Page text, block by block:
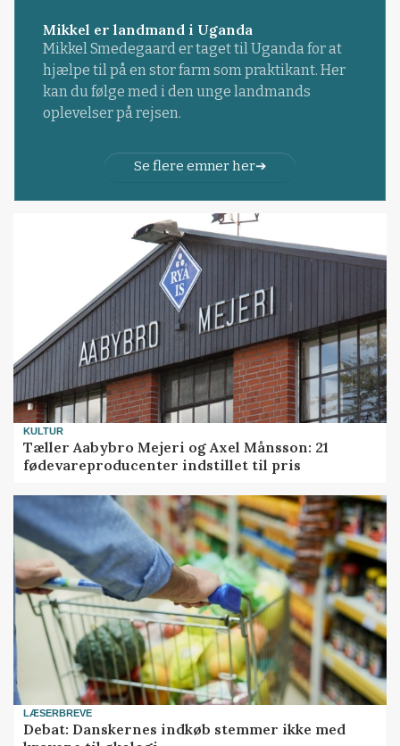
Mikkel er landmand i Uganda
Mikkel Smedegaard er taget til Uganda for at
hjælpe til på en stor farm som praktikant. Her
kan du følge med i den unge landmands
oplevelser på rejsen.
Se flere emner her
KULTUR
Tæller Aabybro Mejeri og Axel Månsson: 21
fødevareproducenter indstillet til pris
LÆSERBREVE
Debat: Danskernes indkøb stemmer ikke med